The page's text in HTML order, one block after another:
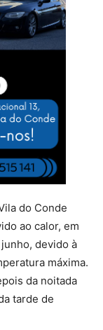
do Conde
ao calor, em
devido à
máxima.
da noitada
tarde de